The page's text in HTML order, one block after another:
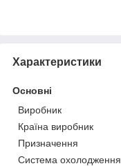
Характеристики
Основні
Виробник
Країна виробник
Призначення
Система охолодження